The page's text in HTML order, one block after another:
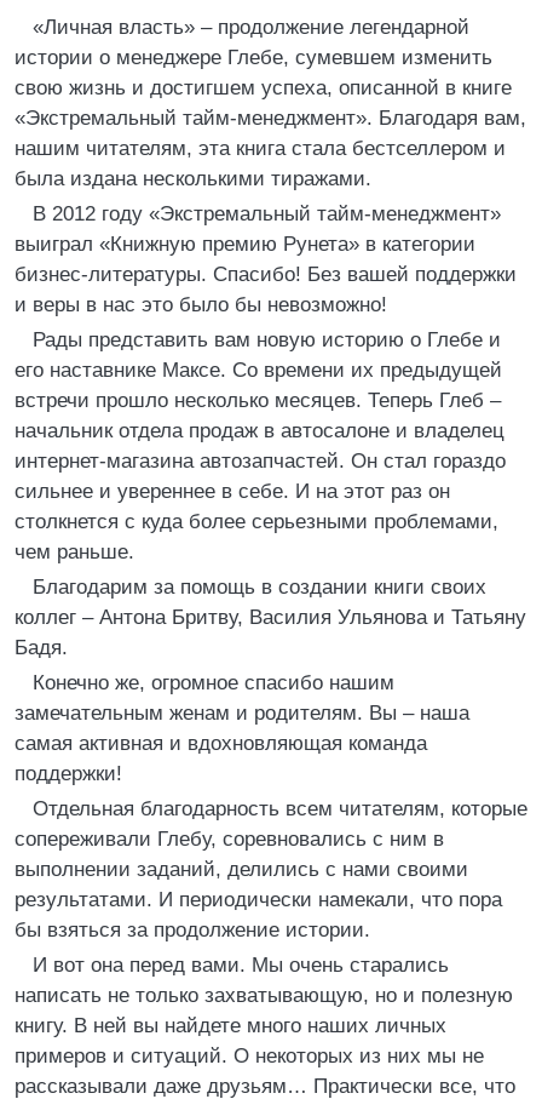
«Личная власть» – продолжение легендарной
истории о менеджере Глебе, сумевшем изменить
свою жизнь и достигшем успеха, описанной в книге
«Экстремальный тайм-менеджмент». Благодаря вам,
нашим читателям, эта книга стала бестселлером и
была издана несколькими тиражами.
В 2012 году «Экстремальный тайм-менеджмент»
выиграл «Книжную премию Рунета» в категории
бизнес-литературы. Спасибо! Без вашей поддержки
и веры в нас это было бы невозможно!
Рады представить вам новую историю о Глебе и
его наставнике Максе. Со времени их предыдущей
встречи прошло несколько месяцев. Теперь Глеб –
начальник отдела продаж в автосалоне и владелец
интернет-магазина автозапчастей. Он стал гораздо
сильнее и увереннее в себе. И на этот раз он
столкнется с куда более серьезными проблемами,
чем раньше.
Благодарим за помощь в создании книги своих
коллег – Антона Бритву, Василия Ульянова и Татьяну
Бадя.
Конечно же, огромное спасибо нашим
замечательным женам и родителям. Вы – наша
самая активная и вдохновляющая команда
поддержки!
Отдельная благодарность всем читателям, которые
сопереживали Глебу, соревновались с ним в
выполнении заданий, делились с нами своими
результатами. И периодически намекали, что пора
бы взяться за продолжение истории.
И вот она перед вами. Мы очень старались
написать не только захватывающую, но и полезную
книгу. В ней вы найдете много наших личных
примеров и ситуаций. О некоторых из них мы не
рассказывали даже друзьям… Практически все, что